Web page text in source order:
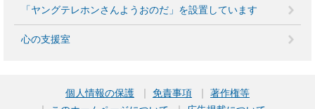
「ヤングテレホンさんようおのだ」を設置しています
心の支援室
個人情報の保護 免責事項
著作権等